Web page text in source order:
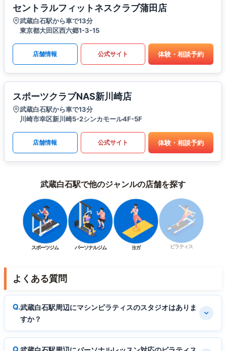
セントラルフィットネスクラブ蒲田店
武蔵白石駅から車で13分
東京都大田区西六郷1-3-15
店舗情報 公式サイト 体験・相談予約
スポーツクラブNAS新川崎店
武蔵白石駅から車で13分
川崎市幸区新川崎5-2シンカモール4F-5F
店舗情報 公式サイト 体験・相談予約
武蔵白石駅で他のジャンルの店舗を探す
スポーツジム パーソナルジム ヨガ ピラティス
よくある質問
武蔵白石駅周辺にマシンピラティスのスタジオはありま
すか？